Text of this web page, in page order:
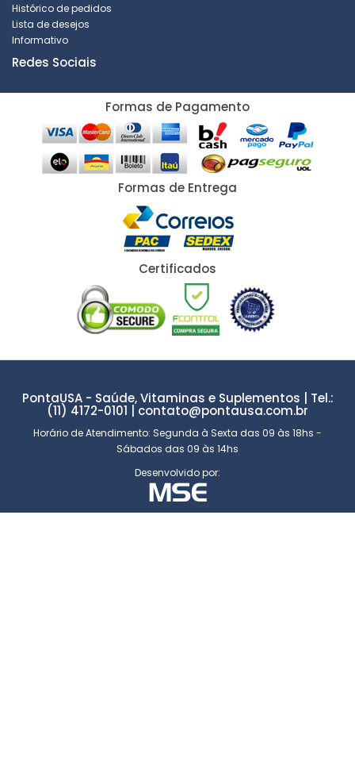
Histórico de pedidos
Lista de desejos
Informativo
Redes Sociais
Formas de Pagamento
Formas de Entrega
Certificados
PontaUSA - Saúde, Vitaminas e Suplementos | Tel.:
(11) 4172-0101 | contato@pontausa.com.br
Horário de Atendimento: Segunda à Sexta das 09 às 18hs -
Sábados das 09 às 14hs
Desenvolvido por: